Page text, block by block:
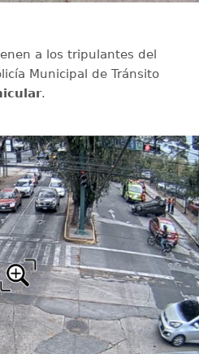
a los tripulantes del
Municipal de Tránsito
.